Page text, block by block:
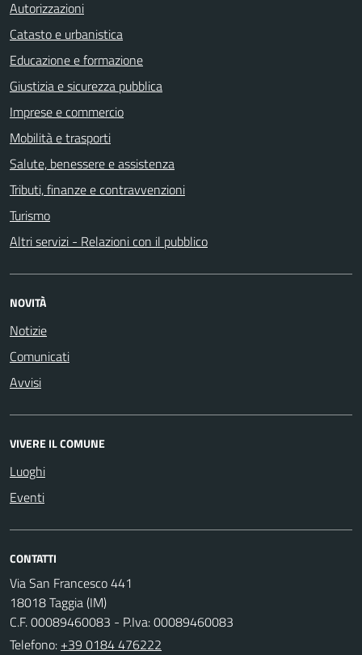
Autorizzazioni
Catasto e urbanistica
Educazione e formazione
Giustizia e sicurezza pubblica
Imprese e commercio
Mobilità e trasporti
Salute, benessere e assistenza
Tributi, finanze e contravvenzioni
Turismo
Altri servizi - Relazioni con il pubblico
NOVITÀ
Notizie
Comunicati
Avvisi
VIVERE IL COMUNE
Luoghi
Eventi
CONTATTI
Via San Francesco 441
18018 Taggia (IM)
C.F. 00089460083 - P.Iva: 00089460083
Telefono: +39 0184 476222